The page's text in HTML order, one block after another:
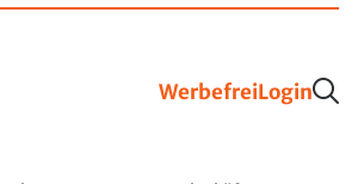
WerbefreiLogin